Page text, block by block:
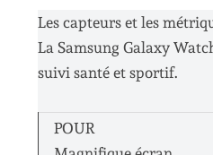
Les capteurs et les
La Samsung Galaxy
suivi santé et sportif.
POUR